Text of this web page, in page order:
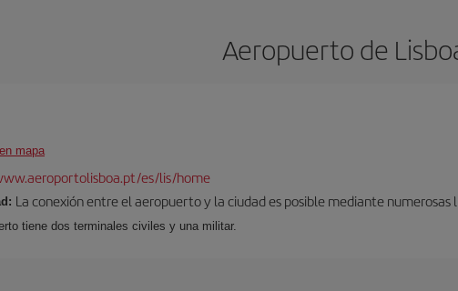
Aeropuerto de
mapa
es/lis/home
La conexión entre el aeropuerto y la ciudad es posible mediante
tiene dos terminales civiles y una militar.